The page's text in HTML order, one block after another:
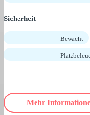
Sicherheit
Bewacht
Mehr